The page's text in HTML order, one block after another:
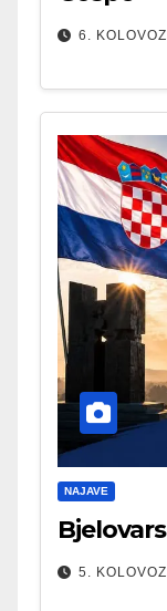
6.
NAJAVE
5.